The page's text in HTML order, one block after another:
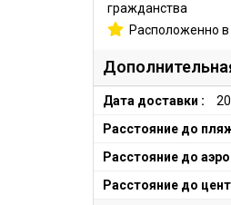
гражданства
Расположенно
Дата доставки :
Расстояние до
Расстояние до
Расстояние до